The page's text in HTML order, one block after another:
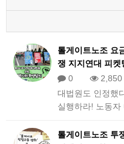
톨게이트노조 요
쟁 지지연대 피켓
0
2,850
대법원도 인정했
실행하라! 노동
톨게이트노조 투